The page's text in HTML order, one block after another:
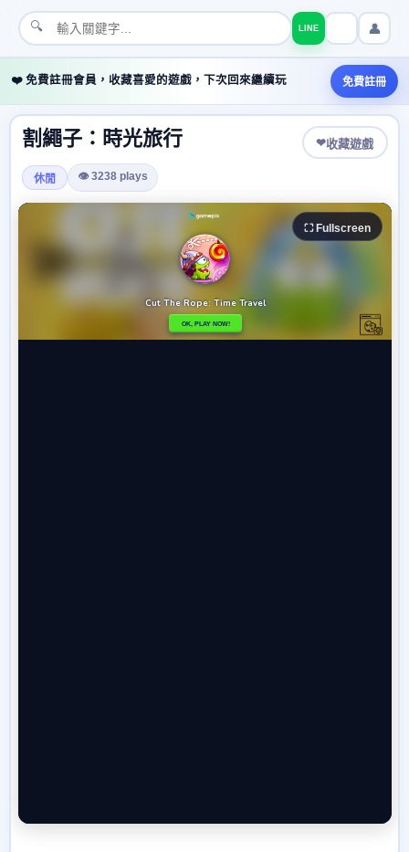
🔍 LINE 👤
❤️ 免費註冊會員，收藏喜愛的遊戲，下次回來繼續玩 免費註冊
割繩子：時光旅行 ❤收藏遊戲
休閒 👁 3238 plays
⛶ Fullscreen